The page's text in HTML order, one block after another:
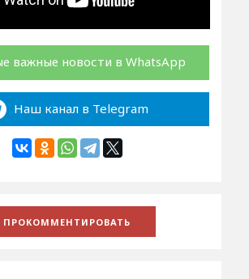
важные новости в WhatsApp
Наш канал в Telegram